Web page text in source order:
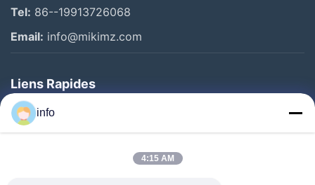
Tel: 86--19913726068
Email: info@mikimz.com
Liens Rapides
Accueil
Produits
Spectacle De Réalité Virtuelle
info
4:15 AM